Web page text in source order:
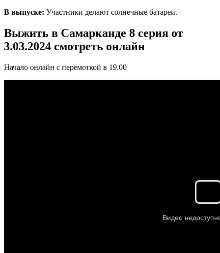
В выпуске: Участники делают солнечные батареи.
Выжить в Самарканде 8 серия от
3.03.2024 смотреть онлайн
Начало онлайн с перемоткой в 19.00